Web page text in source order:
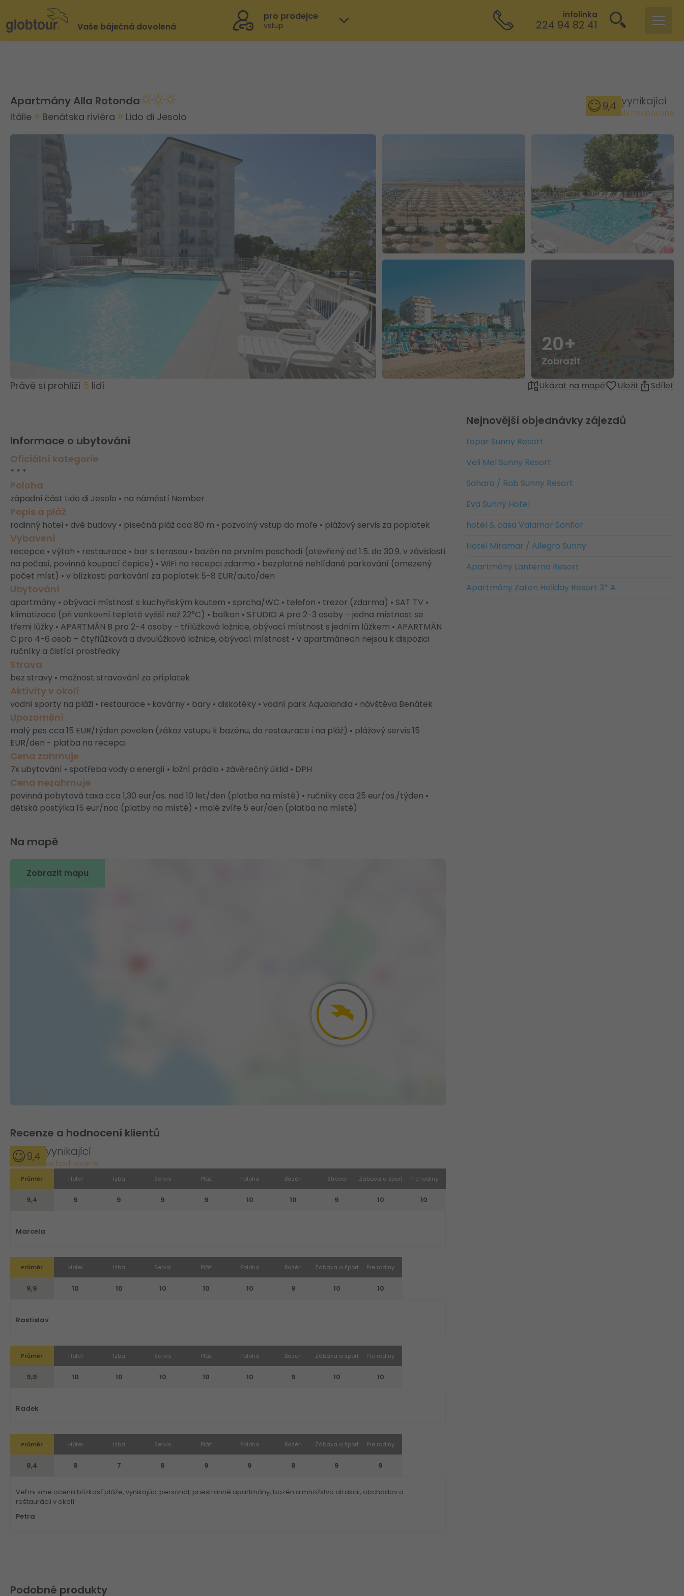
Vaše báječná dovolená
pro prodejce
vstup
infolinka
224 94 82 41
Apartmány Alla Rotonda
Itálie Benátska riviéra Lido di Jesolo
9,4 vynikající
4x hodnocené
20+
Zobrazit
Právě si prohlíží 5 lidí Ukázat na mapě Uložit Sdílet
Informace o ubytování
Oficiální kategorie
* * *
Poloha
západní část Lido di Jesolo • na náměstí Nember
Popis a pláž
rodinný hotel • dvě budovy • písečná pláž cca 80 m • pozvolný vstup do moře • plážový servis za poplatek
Vybavení
recepce • výtah • restaurace • bar s terasou • bazén na prvním poschodí (otevřený od 1.5. do 30.9. v závislosti
na počasí, povinná koupací čepice) • WiFi na recepci zdarma • bezplatné nehlídané parkování (omezený
počet míst) • v blízkosti parkování za poplatek 5-8 EUR/auto/den
Ubytování
apartmány • obývací místnost s kuchyňským koutem • sprcha/WC • telefon • trezor (zdarma) • SAT TV •
klimatizace (při venkovní teplotě vyšší než 22°C) • balkon • STUDIO A pro 2-3 osoby – jedna místnost se
třemi lůžky • APARTMÁN B pro 2-4 osoby - třílůžková ložnice, obývací místnost s jedním lůžkem • APARTMÁN
C pro 4-6 osob – čtyřlůžková a dvoulůžková ložnice, obývací místnost • v apartmánech nejsou k dispozici
ručníky a čistící prostředky
Strava
bez stravy • možnost stravování za příplatek
Aktivity v okolí
vodní sporty na pláži • restaurace • kavárny • bary • diskotéky • vodní park Aqualandia • návštěva Benátek
Upozornění
malý pes cca 15 EUR/týden povolen (zákaz vstupu k bazénu, do restaurace i na pláž) • plážový servis 15
EUR/den - platba na recepci
Cena zahrnuje
7x ubytování • spotřeba vody a energií • ložní prádlo • závěrečný úklid • DPH
Cena nezahrnuje
povinná pobytová taxa cca 1,30 eur/os. nad 10 let/den (platba na místě) • ručníky cca 25 eur/os./týden •
dětská postýlka 15 eur/noc (platby na místě) • malé zvíře 5 eur/den (platba na místě)
Na mapě
Zobrazit mapu
Recenze a hodnocení klientů
9,4 vynikající
4x hodnocené
Průměr
9,4
Hotel
9
Izba
9
Servis
9
Pláž
9
Poloha
10
Bazén
10
Strava
9
Zábava a šport
10
Pre rodiny
10
Marcela
Průměr
9,9
Hotel
10
Izba
10
Servis
10
Pláž
10
Poloha
10
Bazén
9
Zábava a šport
10
Pre rodiny
10
Rastislav
Průměr
9,9
Hotel
10
Izba
10
Servis
10
Pláž
10
Poloha
10
Bazén
9
Zábava a šport
10
Pre rodiny
10
Radek
Průměr
8,4
Hotel
8
Izba
7
Servis
8
Pláž
9
Poloha
9
Bazén
8
Zábava a šport
9
Pre rodiny
9
Veľmi sme ocenili blízkosť pláže, vynikajúci personál, priestranné apartmány, bazén a množstvo atrakcii, obchodov a
reštaurácii v okolí
Petra
Nejnovější objednávky zájezdů
Lopar Sunny Resort
Veli Mel Sunny Resort
Sahara / Rab Sunny Resort
Eva Sunny Hotel
hotel & casa Valamar Sanfior
Hotel Miramar / Allegro Sunny
Apartmány Lanterna Resort
Apartmány Zaton Holiday Resort 3* A
Podobné produkty